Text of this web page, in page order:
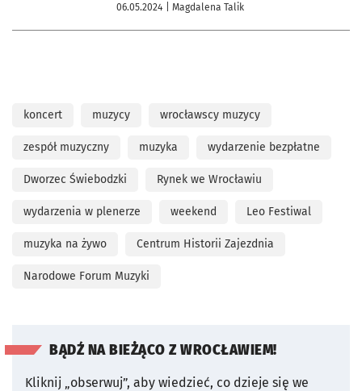
06.05.2024 | Magdalena Talik
koncert muzycy wrocławscy muzycy
zespół muzyczny muzyka wydarzenie bezpłatne
Dworzec Świebodzki Rynek we Wrocławiu
wydarzenia w plenerze weekend Leo Festiwal
muzyka na żywo Centrum Historii Zajezdnia
Narodowe Forum Muzyki
BĄDŹ NA BIEŻĄCO Z WROCŁAWIEM!
Kliknij „obserwuj”, aby wiedzieć, co dzieje się we